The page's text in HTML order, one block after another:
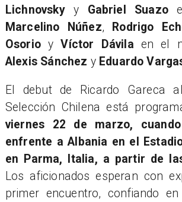
Lichnovskyy Gabriel Suazo
Marcelino Núñez, Rodrigo
OsorioyVíctor Dávila en el
Alexis Sánchez y Eduardo
El debut de Ricardo Gareca
Selección Chilena está
viernes 22 de marzo,
enfrente a Albania en el
en Parma, Italia, a partir de
Los aficionados esperan con
primer encuentro, confiando